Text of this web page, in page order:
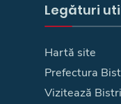
Legături
Hartă site
Prefectura
Vizitează